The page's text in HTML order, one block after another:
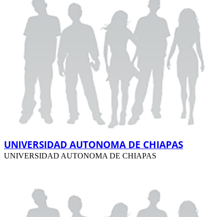
UNIVERSIDAD AUTONOMA DE CHIAPAS
UNIVERSIDAD AUTONOMA DE CHIAPAS